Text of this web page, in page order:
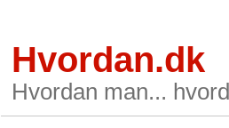
Hvordan.dk
Hvordan man...